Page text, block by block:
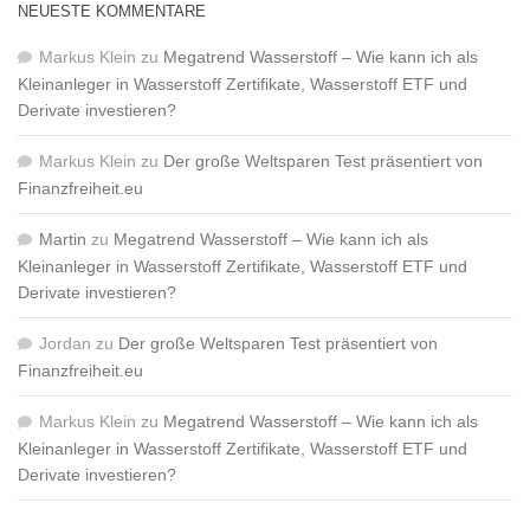
NEUESTE KOMMENTARE
Markus Klein zu Megatrend Wasserstoff – Wie kann ich als
Kleinanleger in Wasserstoff Zertifikate, Wasserstoff ETF und
Derivate investieren?
Markus Klein zu Der große Weltsparen Test präsentiert von
Finanzfreiheit.eu
Martin zu Megatrend Wasserstoff – Wie kann ich als
Kleinanleger in Wasserstoff Zertifikate, Wasserstoff ETF und
Derivate investieren?
Jordan zu Der große Weltsparen Test präsentiert von
Finanzfreiheit.eu
Markus Klein zu Megatrend Wasserstoff – Wie kann ich als
Kleinanleger in Wasserstoff Zertifikate, Wasserstoff ETF und
Derivate investieren?